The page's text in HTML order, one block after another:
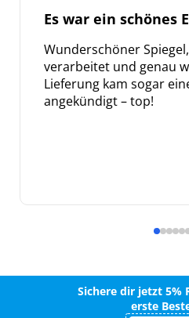
Es war ein schönes
Wunderschöner
verarbeitet und genau
Lieferung kam sogar
angekündigt – top!
Sichere dir jetzt 5%
erste